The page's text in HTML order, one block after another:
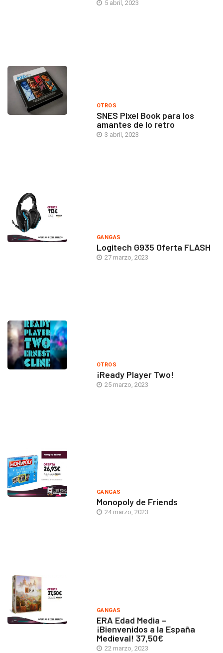
5 abril, 2023
OTROS
SNES Pixel Book para los
amantes de lo retro
3 abril, 2023
GANGAS
Logitech G935 Oferta FLASH
27 marzo, 2023
OTROS
¡Ready Player Two!
25 marzo, 2023
GANGAS
Monopoly de Friends
24 marzo, 2023
GANGAS
ERA Edad Media –
¡Bienvenidos a la España
Medieval! 37,50€
22 marzo, 2023